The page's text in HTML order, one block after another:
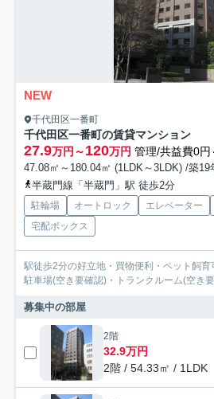
NEW
千代田区一番町
千代田区一番町の賃貸マンション
27.9万円～120万円 管理/共益費0円
47.08㎡～180.04㎡ (1LDK～3LDK) /築19
半蔵門線「半蔵門」駅 徒歩2分
駐輪場 オートロック エレベーター
宅配ボックス
駅徒歩2分の好立地・買物便利・ペット飼育
駐車場(空き要確認)・トランクルーム(空き
募集中の部屋
2階
32.9万円
2階 / 54.33㎡ / 1LDK